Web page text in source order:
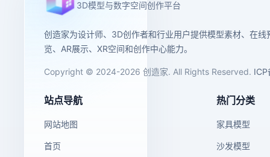
3D模型与数字空间创作平台
创造家为设计师、3D创作者和行业用户提供模型素材、在线
览、AR展示、XR空间和创作中心能力。
Copyright © 2024-2026 创造家. All Rights Reserved. ICP
站点导航
网站地图
首页
热门分类
家具模型
沙发模型